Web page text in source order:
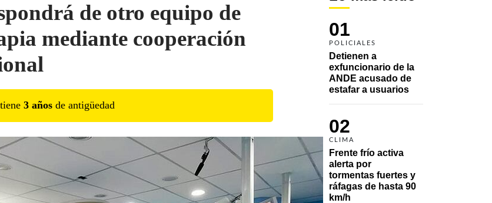
01
POLICIALES
Detienen a
exfuncionario de la
ANDE acusado de
estafar a usuarios
02
CLIMA
Frente frío activa
alerta por
tormentas fuertes y
ráfagas de hasta 90
km/h
de otro equipo de
mediante cooperación
3 años de antigüedad